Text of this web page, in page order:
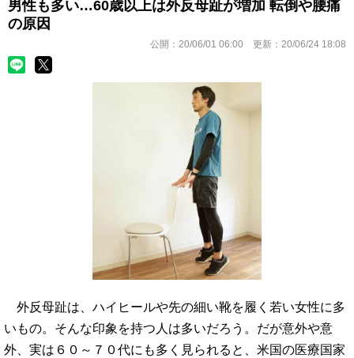
男性も多い…60歳以上は外反母趾が増加 転倒や腰痛
の原因
公開： 20/06/01 06:00 更新： 20/06/24 18:08
外反母趾は、ハイヒールや先の細い靴を履く若い女性に多
いもの。そんな印象を持つ人は多いだろう。だが意外や意
外、実は６０～７０代にも多く見られると、米国の医療国家